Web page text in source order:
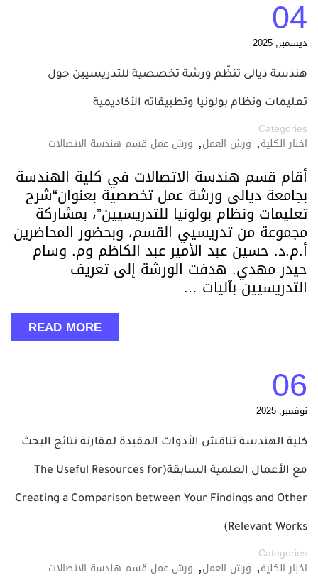
04
ديسمبر, 2025
هندسة ديالى تنظّم ورشة تخصصية للتدريسيين حول
تعليمات ونظام بولونيا وتطبيقاته الأكاديمية
Categories
اخبار الكلية, ورش العمل, ورش عمل قسم هندسة الاتصالات
أقام قسم هندسة الاتصالات في كلية الهندسة
بجامعة ديالى ورشة عمل تخصصية بعنوان“شرح
تعليمات ونظام بولونيا للتدريسيين”، بمشاركة
مجموعة من تدريسيي القسم، وبحضور المحاضرين
أ.م.د. حسين عبد الأمير عبد الكاظم وم. وسام
حيدر مهدي. هدفت الورشة إلى تعريف
التدريسيين بآليات …
READ MORE
06
نوفمبر, 2025
كلية الهندسة تناقش الأدوات المفيدة لمقارنة نتائج البحث
مع الأعمال العلمية السابقة(The Useful Resources for
Creating a Comparison between Your Findings and Other
Relevant Works)
Categories
اخبار الكلية, ورش العمل, ورش عمل قسم هندسة الاتصالات